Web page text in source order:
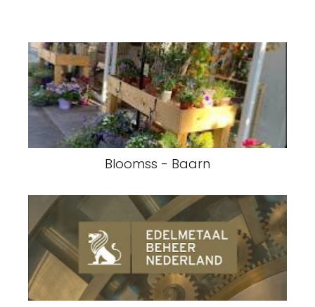
Bloomss - Baarn